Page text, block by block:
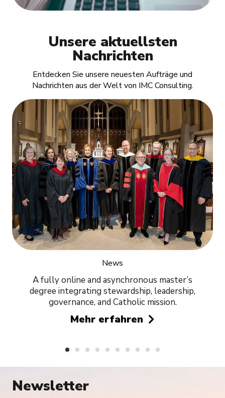
Unsere aktuellsten
Nachrichten
Entdecken Sie unsere neuesten Aufträge und
Nachrichten aus der Welt von IMC Consulting.
News
A fully online and asynchronous master’s
degree integrating stewardship, leadership,
governance, and Catholic mission.
Mehr erfahren
Newsletter